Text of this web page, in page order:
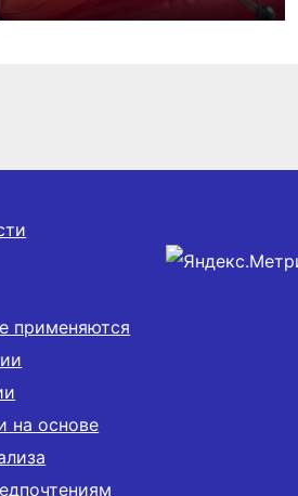
донорской акции
применяются
на основе